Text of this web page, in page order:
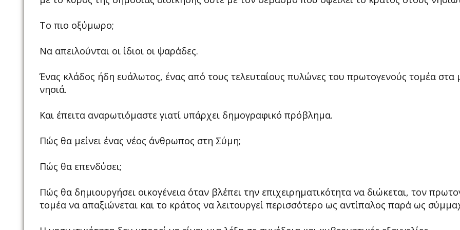
Το πιο οξύμωρο;
Να απειλούνται οι ίδιοι οι ψαράδες.
Ένας κλάδος ήδη ευάλωτος, ένας από τους τελευταίους πυλώνες του πρωτογενούς τομέα στα
νησιά.
Και έπειτα αναρωτιόμαστε γιατί υπάρχει δημογραφικό πρόβλημα.
Πώς θα μείνει ένας νέος άνθρωπος στη Σύμη;
Πώς θα επενδύσει;
Πώς θα δημιουργήσει οικογένεια όταν βλέπει την επιχειρηματικότητα να διώκεται, τον
τομέα να απαξιώνεται και το κράτος να λειτουργεί περισσότερο ως αντίπαλος παρά ως